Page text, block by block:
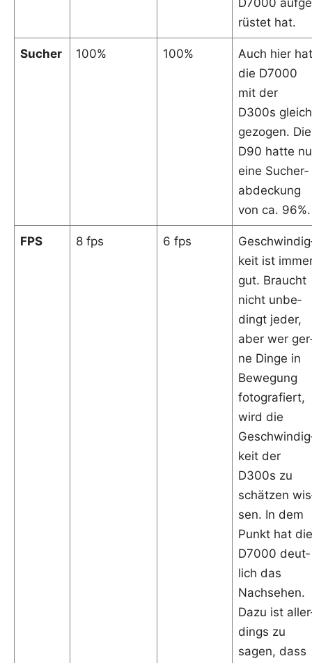
D7000
rüs­tet hat.
Sucher 100% 100%
Auch hier hat
die D7000
mit der
D300s
ge­zo­gen. Die
D90 hat­te
eine Sucher­
ab­de­ckung
von ca. 96%.
FPS 8 fps 6 fps
keit ist
gut. Braucht
nicht unbe­
dingt jeder,
aber wer
ne Din­ge in
Bewe­gung
foto­gra­fiert,
wird die
keit der
D300s zu
schät­zen
sen. In dem
Punkt hat die
D7000 deut­
lich das
Nach­se­hen.
Dazu ist
dings zu
sagen, dass